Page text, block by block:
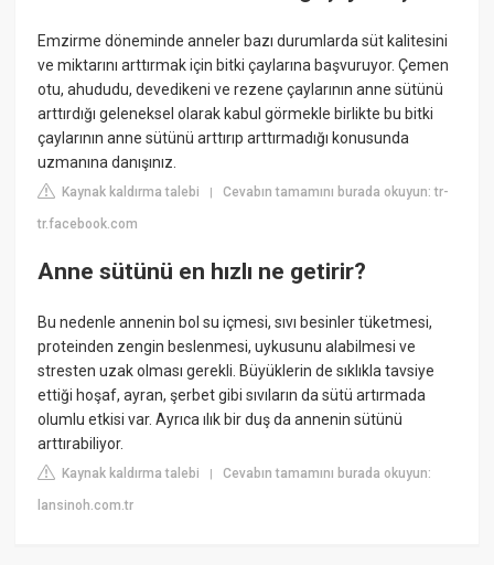
Emzirme döneminde anneler bazı durumlarda süt kalitesini
ve miktarını arttırmak için bitki çaylarına başvuruyor. Çemen
otu, ahududu, devedikeni ve rezene çaylarının anne sütünü
arttırdığı geleneksel olarak kabul görmekle birlikte bu bitki
çaylarının anne sütünü arttırıp arttırmadığı konusunda
uzmanına danışınız.
Kaynak kaldırma talebi |Cevabın tamamını burada okuyun: tr-
tr.facebook.com
Anne sütünü en hızlı ne getirir?
Bu nedenle annenin bol su içmesi, sıvı besinler tüketmesi,
proteinden zengin beslenmesi, uykusunu alabilmesi ve
stresten uzak olması gerekli. Büyüklerin de sıklıkla tavsiye
ettiği hoşaf, ayran, şerbet gibi sıvıların da sütü artırmada
olumlu etkisi var. Ayrıca ılık bir duş da annenin sütünü
arttırabiliyor.
Kaynak kaldırma talebi |Cevabın tamamını burada okuyun:
lansinoh.com.tr